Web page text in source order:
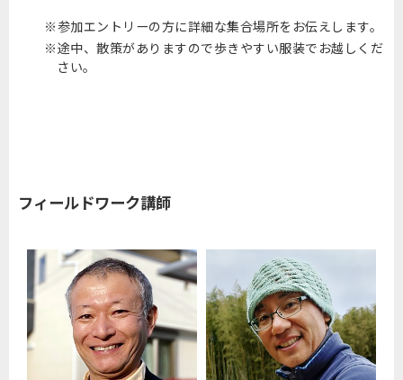
参加エントリーの方に詳細な集合場所をお伝えします。
途中、散策がありますので歩きやすい服装でお越しくだ
さい。
フィールドワーク講師